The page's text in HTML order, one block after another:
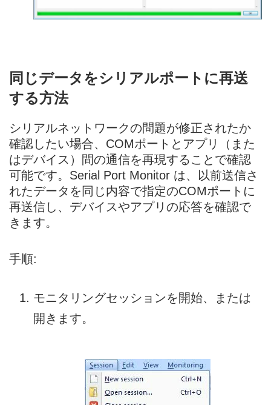
同じデータをシリアルポートに再送
する方法
シリアルネットワークの問題が修正されたか
確認したい場合、COMポートとアプリ（また
はデバイス）間の通信を再現することで確認
可能です。Serial Port Monitor は、以前送信さ
れたデータを同じ内容で指定のCOMポートに
再送信し、デバイスやアプリの応答を確認で
きます。
手順:
モニタリングセッションを開始、または
開きます。